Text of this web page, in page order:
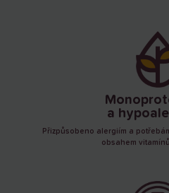
a
Přizpůsobeno alergiím a
obsahem